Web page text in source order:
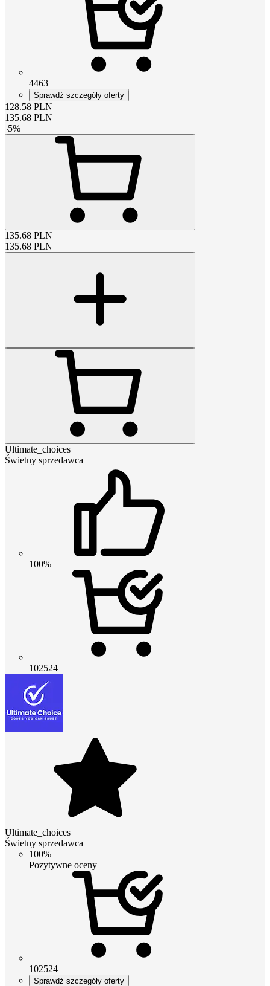
4463
Sprawdź szczegóły oferty
128.58 PLN
135.68 PLN
-5%
135.68 PLN
135.68 PLN
Ultimate_choices
Świetny sprzedawca
100%
102524
Ultimate_choices
Świetny sprzedawca
100%
Pozytywne oceny
102524
Sprawdź szczegóły oferty